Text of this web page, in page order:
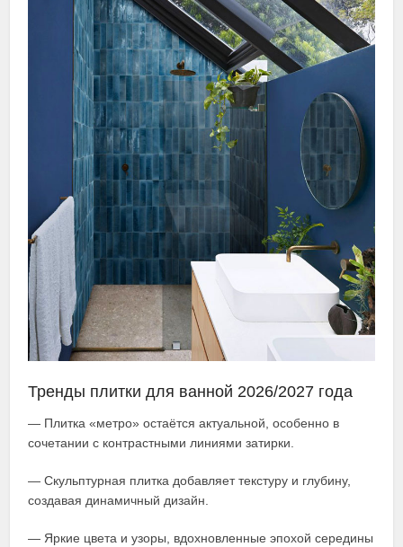
Тренды плитки для ванной 2026/2027 года
— Плитка «метро» остаётся актуальной, особенно в
сочетании с контрастными линиями затирки.
— Скульптурная плитка добавляет текстуру и глубину,
создавая динамичный дизайн.
— Яркие цвета и узоры, вдохновленные эпохой середины